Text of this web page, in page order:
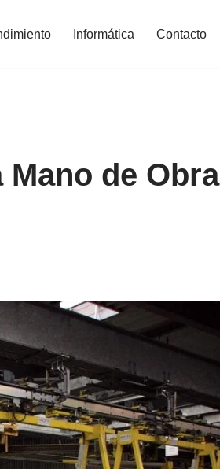
Informática Contacto
de Obra